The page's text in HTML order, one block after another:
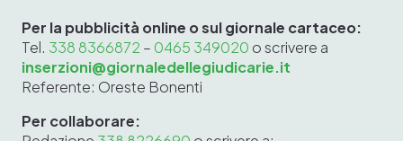
Per la pubblicità online o sul giornale cartaceo:
Tel. 338 8366872– 0465 349020 o scrivere a
inserzioni@giornaledellegiudicarie.it
Referente: Oreste Bonenti
Per collaborare: